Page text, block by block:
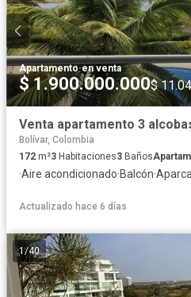
Apartamento·en venta
$ 1.900.000.000$
Bolívar, Colombia
172 m²3 Habitaciones3 Baños
·Aire acondicionado·Balcón·
Actualizado hace 6 días
1/40